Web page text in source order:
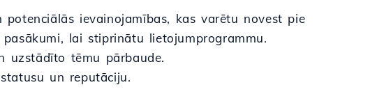
ievainojamības, kas varētu novest pie
lai stiprinātu lietojumprogrammu.
uzstādīto tēmu pārbaude.
un reputāciju.